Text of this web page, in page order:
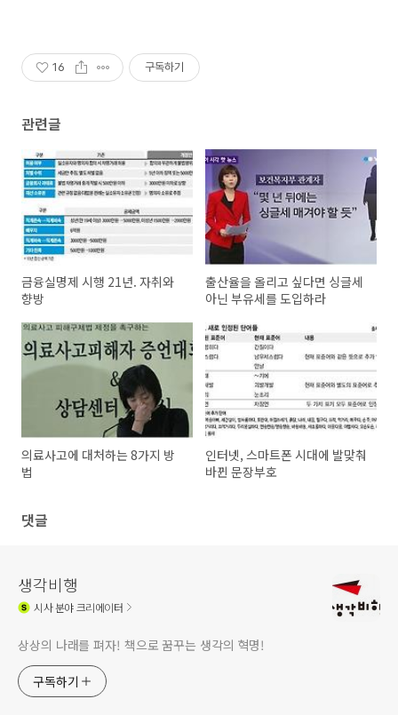
16 구독하기
관련글
금융실명제 시행 21년. 자취와
향방
출산율을 올리고 싶다면 싱글세
아닌 부유세를 도입하라
의료사고에 대처하는 8가지 방
법
인터넷, 스마트폰 시대에 발맞춰
바뀐 문장부호
댓글
생각비행
시사분야 크리에이터
상상의 나래를 펴자! 책으로 꿈꾸는 생각의 혁명!
구독하기